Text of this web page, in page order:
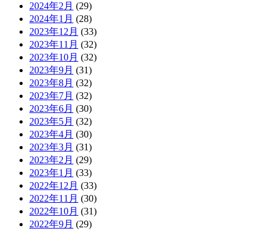
2024年2月 (29)
2024年1月 (28)
2023年12月 (33)
2023年11月 (32)
2023年10月 (32)
2023年9月 (31)
2023年8月 (32)
2023年7月 (32)
2023年6月 (30)
2023年5月 (32)
2023年4月 (30)
2023年3月 (31)
2023年2月 (29)
2023年1月 (33)
2022年12月 (33)
2022年11月 (30)
2022年10月 (31)
2022年9月 (29)